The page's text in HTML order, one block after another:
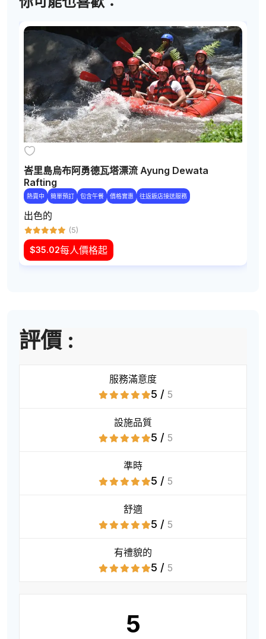
峇里島烏布阿勇德瓦塔漂流 Ayung Dewata
Rafting
熱賣中 簡單預訂 包含午餐 價格實惠 往返飯店接送服務
出色的
(5)
$35.02每人價格起
評價 :
服務滿意度
5 / 5
設施品質
5 / 5
準時
5 / 5
舒適
5 / 5
有禮貌的
5 / 5
5